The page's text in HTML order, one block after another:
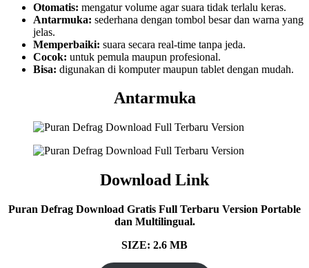
Otomatis: mengatur volume agar suara tidak terlalu keras.
Antarmuka: sederhana dengan tombol besar dan warna yang
jelas.
Memperbaiki: suara secara real-time tanpa jeda.
Cocok: untuk pemula maupun profesional.
Bisa: digunakan di komputer maupun tablet dengan mudah.
Antarmuka
Download Link
Puran Defrag Download Gratis Full Terbaru Version Portable
dan Multilingual.
SIZE: 2.6 MB